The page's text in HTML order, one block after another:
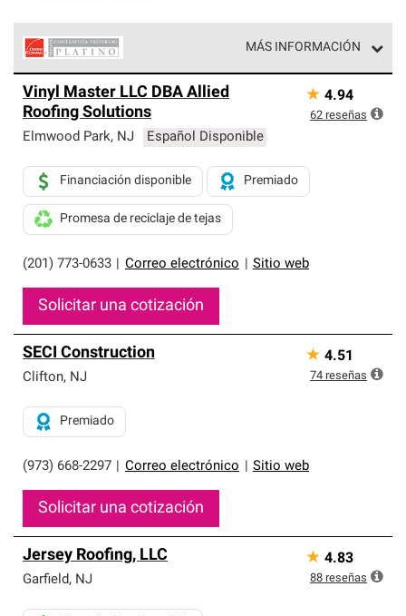
MÁS INFORMACIÓN
Corning constituyen el nivel superior de nuestra red
exclusiva y cumplen con estándares estrictos de
profesionalismo, confiabilidad y destreza incomparable.
sistemas de techos.
Vinyl Master LLC DBA Allied
Roofing Solutions
Elmwood Park, NJ Español Disponible
(201) 773-0633 Correo electrónico Sitio web
Financiación disponible Premiado
Promesa de reciclaje de tejas
Solicitar una cotización
★ 4.94
62 reseñas
SECI Construction
Clifton, NJ
(973) 668-2297 Correo electrónico Sitio web
Premiado
Solicitar una cotización
★ 4.51
74 reseñas
Jersey Roofing, LLC
Garfield, NJ
★ 4.83
88 reseñas